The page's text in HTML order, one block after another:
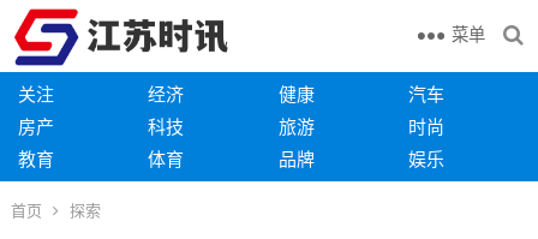
菜单
关注 经济 健康
汽车
房产
科技 旅游
时尚
教育
体育 品牌 娱乐
首页 探索